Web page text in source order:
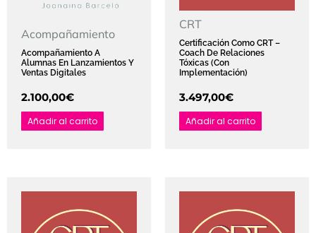
Acompañamiento
Acompañamiento A
Alumnas En Lanzamientos Y
Ventas Digitales
2.100,00€
Añadir al carrito
CRT
Certificación Como CRT –
Coach De Relaciones
Tóxicas (Con
Implementación)
3.497,00€
Añadir al carrito